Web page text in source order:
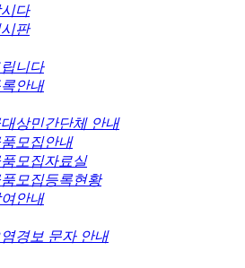
다
판
니다
안내
상민간단체 안내
모집안내
모집자료실
모집등록현황
안내
경보 문자 안내